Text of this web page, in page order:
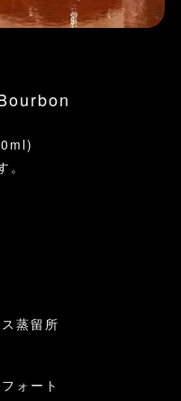
蒸留所
ォート